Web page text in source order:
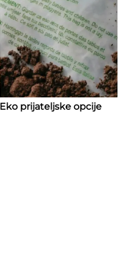
Eko prijateljske opcije